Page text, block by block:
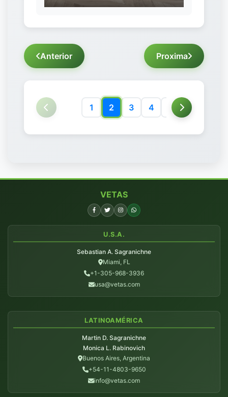
Anterior Proxima
1 2 3 4 5 6
VETAS
U.S.A.
Sebastian A. Sagranichne
Miami, FL
+1-305-968-3936
usa@vetas.com
LATINOAMÉRICA
Martin D. Sagranichne
Monica L. Rabinovich
Buenos Aires, Argentina
+54-11-4803-9650
info@vetas.com